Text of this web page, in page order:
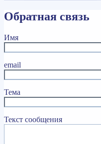
Обратная связь
Имя
email
Тема
Текст сообщения